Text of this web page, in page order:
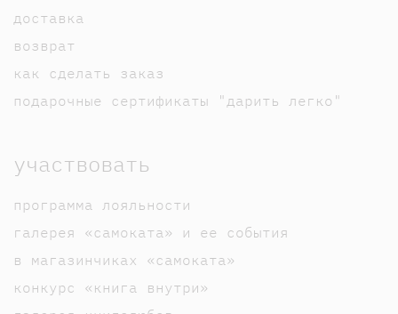
доставка
возврат
как сделать заказ
подарочные сертификаты "дарить легко"
участвовать
программа лояльности
галерея «самоката» и ее события
в магазинчиках «самоката»
конкурс «книга внутри»